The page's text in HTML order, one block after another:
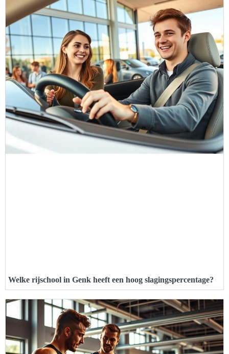
Welke rijschool in Genk heeft een hoog slagingspercentage?